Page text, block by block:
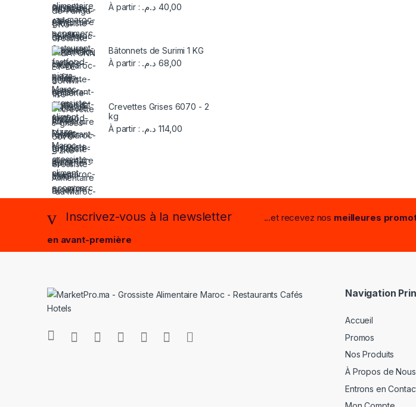
À partir :
40,00 د.م.
Bâtonnets de Surimi 1 KG
À partir :
68,00 د.م.
Crevettes Grises 6070 - 2
kg
À partir :
114,00 د.م.
Inscrivez-vous à la newsletter ...et recevez nos meilleures
en avant-première
Navigation
Accueil
Promos
Nos Produits
À Propos de Nous
Entrons en